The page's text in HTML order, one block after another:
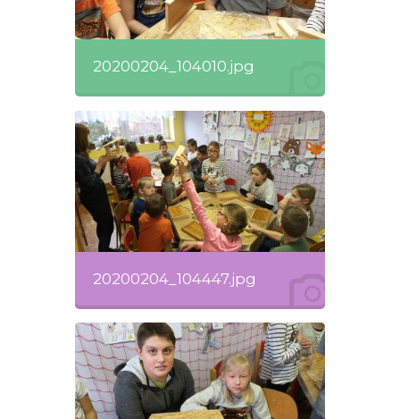
20200204_104010.jpg
20200204_104447.jpg